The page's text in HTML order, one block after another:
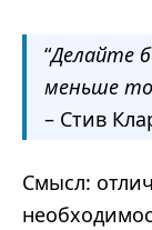
“Делайте
меньше
– Стив
Смысл: